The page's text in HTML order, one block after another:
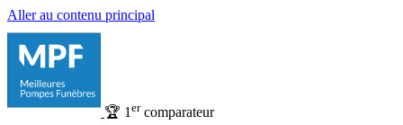
Aller au contenu principal
🏆 1 ercomparateur